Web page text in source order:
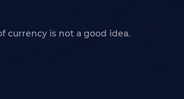
currency is not a good idea.